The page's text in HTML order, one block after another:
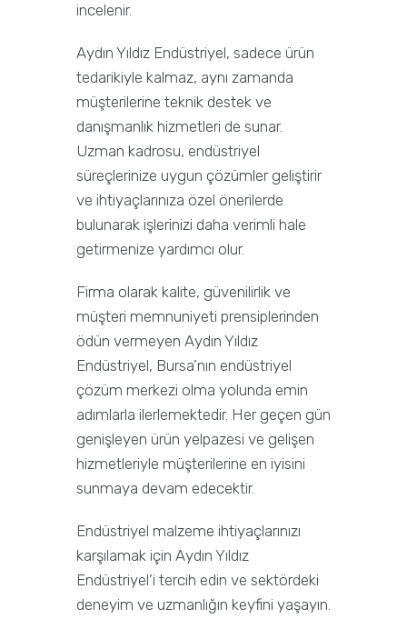
incelenir.
Aydın Yıldız Endüstriyel, sadece ürün
tedarikiyle kalmaz, aynı zamanda
müşterilerine teknik destek ve
danışmanlık hizmetleri de sunar.
Uzman kadrosu, endüstriyel
süreçlerinize uygun çözümler geliştirir
ve ihtiyaçlarınıza özel önerilerde
bulunarak işlerinizi daha verimli hale
getirmenize yardımcı olur.
Firma olarak kalite, güvenilirlik ve
müşteri memnuniyeti prensiplerinden
ödün vermeyen Aydın Yıldız
Endüstriyel, Bursa’nın endüstriyel
çözüm merkezi olma yolunda emin
adımlarla ilerlemektedir. Her geçen gün
genişleyen ürün yelpazesi ve gelişen
hizmetleriyle müşterilerine en iyisini
sunmaya devam edecektir.
Endüstriyel malzeme ihtiyaçlarınızı
karşılamak için Aydın Yıldız
Endüstriyel’i tercih edin ve sektördeki
deneyim ve uzmanlığın keyfini yaşayın.